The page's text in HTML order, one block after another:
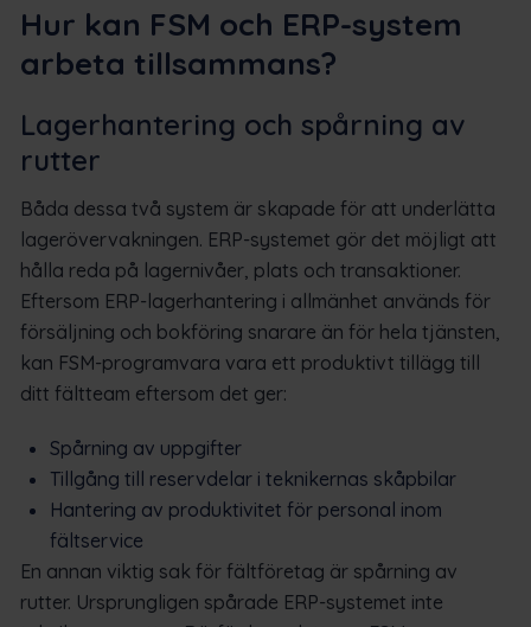
Hur kan FSM och ERP-system
arbeta tillsammans?
Lagerhantering och spårning av
rutter
Båda dessa två system är skapade för att underlätta
lagerövervakningen. ERP-systemet gör det möjligt att
hålla reda på lagernivåer, plats och transaktioner.
Eftersom ERP-lagerhantering i allmänhet används för
försäljning och bokföring snarare än för hela tjänsten,
kan FSM-programvara vara ett produktivt tillägg till
ditt fältteam eftersom det ger:
Spårning av uppgifter
Tillgång till reservdelar i teknikernas skåpbilar
Hantering av produktivitet för personal inom
fältservice
En annan viktig sak för fältföretag är spårning av
rutter. Ursprungligen spårade ERP-systemet inte